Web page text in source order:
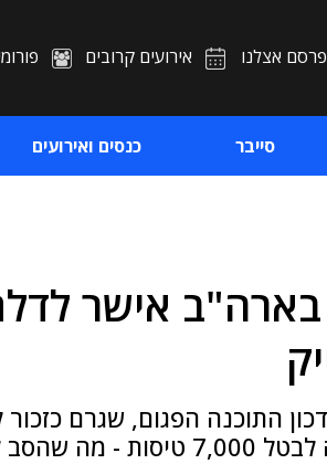
פרסם אצלנו אירועים קרובים
סייבר כנסים ואירועים
אישר
התוכנה הפגום, שגרם
מ-500 מיליון דולר